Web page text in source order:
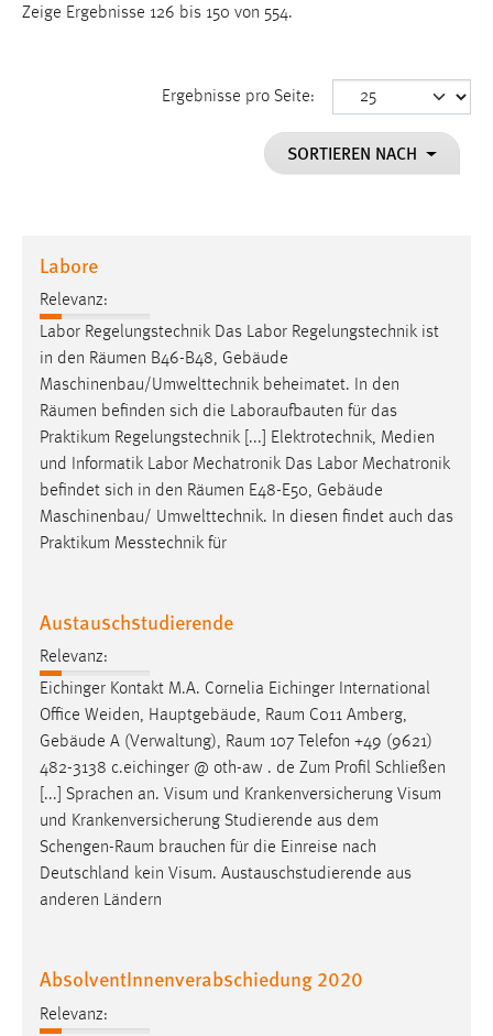
Zeige Ergebnisse 126 bis 150 von 554.
Ergebnisse pro Seite:
SORTIEREN NACH
Labore
Relevanz:
Labor Regelungstechnik Das Labor Regelungstechnik ist
in den Räumen B46-B48, Gebäude
Maschinenbau/Umwelttechnik beheimatet. In den
Räumen befinden sich die Laboraufbauten für das
Praktikum Regelungstechnik [...] Elektrotechnik, Medien
und Informatik Labor Mechatronik Das Labor Mechatronik
befindet sich in den Räumen E48-E50, Gebäude
Maschinenbau/ Umwelttechnik. In diesen findet auch das
Praktikum Messtechnik für
Austauschstudierende
Relevanz:
Eichinger Kontakt M.A. Cornelia Eichinger International
Office Weiden, Hauptgebäude, Raum C011 Amberg,
Gebäude A (Verwaltung), Raum 107 Telefon +49 (9621)
482-3138 c.eichinger @ oth-aw . de Zum Profil Schließen
[...] Sprachen an. Visum und Krankenversicherung Visum
und Krankenversicherung Studierende aus dem
Schengen-Raum brauchen für die Einreise nach
Deutschland kein Visum. Austauschstudierende aus
anderen Ländern
AbsolventInnenverabschiedung 2020
Relevanz:
Name:
Dieser Cookie speichert die ausgewählten Einverständnis-
Name:
staticfilecache
Zweck:
Für performante Seitenauslieferung wird in diesem Cookie
gespeichert, ob man eingeloggt ist.
Sprachpräferenz
Name:
site-language-preference
Chat
Name:
MibewSessionID, MIBEW_UserID, mibew_locale, mibew-
chat-frame-style-5e9dbeb1811c0446
Zweck:
Wird benötigt um die Chatfunktion nutzen zu können.
5e9dbeb1811c0446 = Sitzungslaufzeit, mibew_locale = 3